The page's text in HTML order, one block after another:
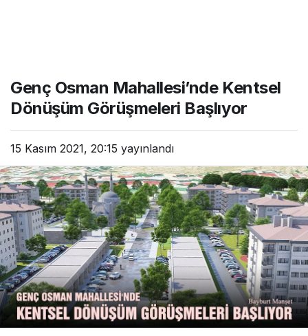
Genç Osman Mahallesi’nde Kentsel
Dönüşüm Görüşmeleri Başlıyor
15 Kasım 2021, 20:15 yayınlandı